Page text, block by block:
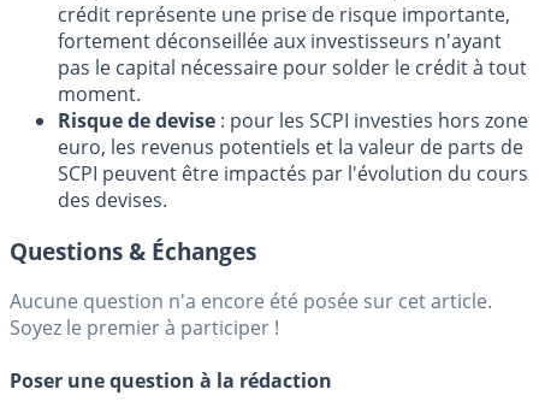
crédit représente une prise de risque importante,
fortement déconseillée aux investisseurs n'ayant
pas le capital nécessaire pour solder le crédit à tout
moment.
Risque de devise : pour les SCPI investies hors zone
euro, les revenus potentiels et la valeur de parts de
SCPI peuvent être impactés par l'évolution du cours
des devises.
Questions & Échanges
Aucune question n'a encore été posée sur cet article.
Soyez le premier à participer !
Poser une question à la rédaction